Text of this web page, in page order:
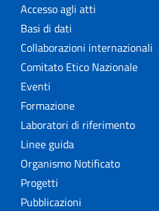
Accesso agli atti
Basi di dati
Collaborazioni internazionali
Comitato Etico Nazionale
Eventi
Formazione
Laboratori di riferimento
Linee guida
Organismo Notificato
Progetti
Pubblicazioni